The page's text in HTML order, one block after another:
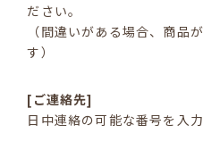
ださい。
（間違いがある場合、商品
す）
[ご連絡先]
日中連絡の可能な番号を入力